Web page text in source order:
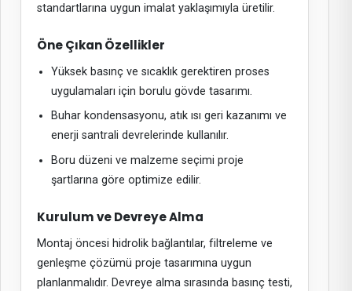
standartlarına uygun imalat yaklaşımıyla üretilir.
Öne Çıkan Özellikler
Yüksek basınç ve sıcaklık gerektiren proses
uygulamaları için borulu gövde tasarımı.
Buhar kondensasyonu, atık ısı geri kazanımı ve
enerji santrali devrelerinde kullanılır.
Boru düzeni ve malzeme seçimi proje
şartlarına göre optimize edilir.
Kurulum ve Devreye Alma
Montaj öncesi hidrolik bağlantılar, filtreleme ve
genleşme çözümü proje tasarımına uygun
planlanmalıdır. Devreye alma sırasında basınç testi,